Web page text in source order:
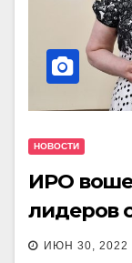
НОВОСТИ
ИРО
лидеров
ИЮН 30, 2022